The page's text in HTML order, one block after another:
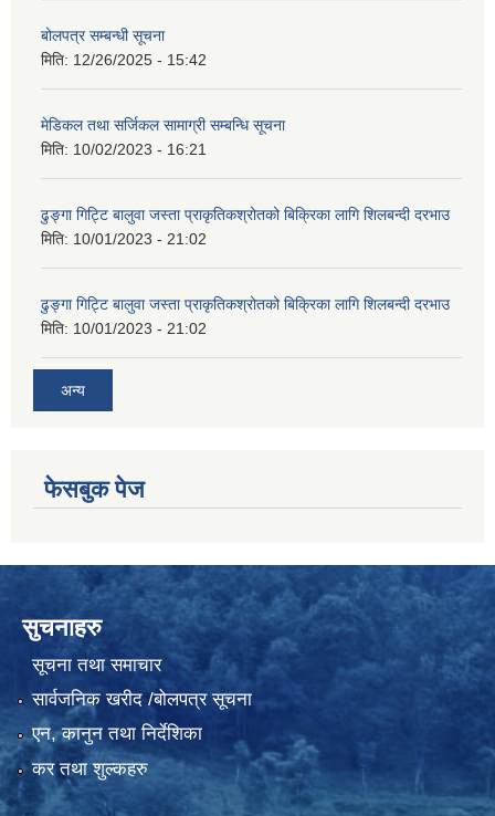
बोलपत्र सम्बन्धी सूचना
मिति: 12/26/2025 - 15:42
मेडिकल तथा सर्जिकल सामाग्री सम्बन्धि सूचना
मिति: 10/02/2023 - 16:21
ढुङ्गा गिट्टि बालुवा जस्ता प्राकृतिकश्रोतको बिक्रिका लागि शिलबन्दी दरभाउ
मिति: 10/01/2023 - 21:02
ढुङ्गा गिट्टि बालुवा जस्ता प्राकृतिकश्रोतको बिक्रिका लागि शिलबन्दी दरभाउ
मिति: 10/01/2023 - 21:02
अन्य
फेसबुक पेज
सुचनाहरु
सूचना तथा समाचार
सार्वजनिक खरीद /बोलपत्र सूचना
एन, कानुन तथा निर्देशिका
कर तथा शुल्कहरु